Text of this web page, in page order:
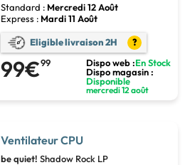
Standard : Mercredi 12 Août
Express : Mardi 11 Août
Eligible livraison 2H ?
99€99 Dispo web :En Stock
Dispo magasin :
Disponible
mercredi 12 août
Ventilateur CPU
be quiet! Shadow Rock LP